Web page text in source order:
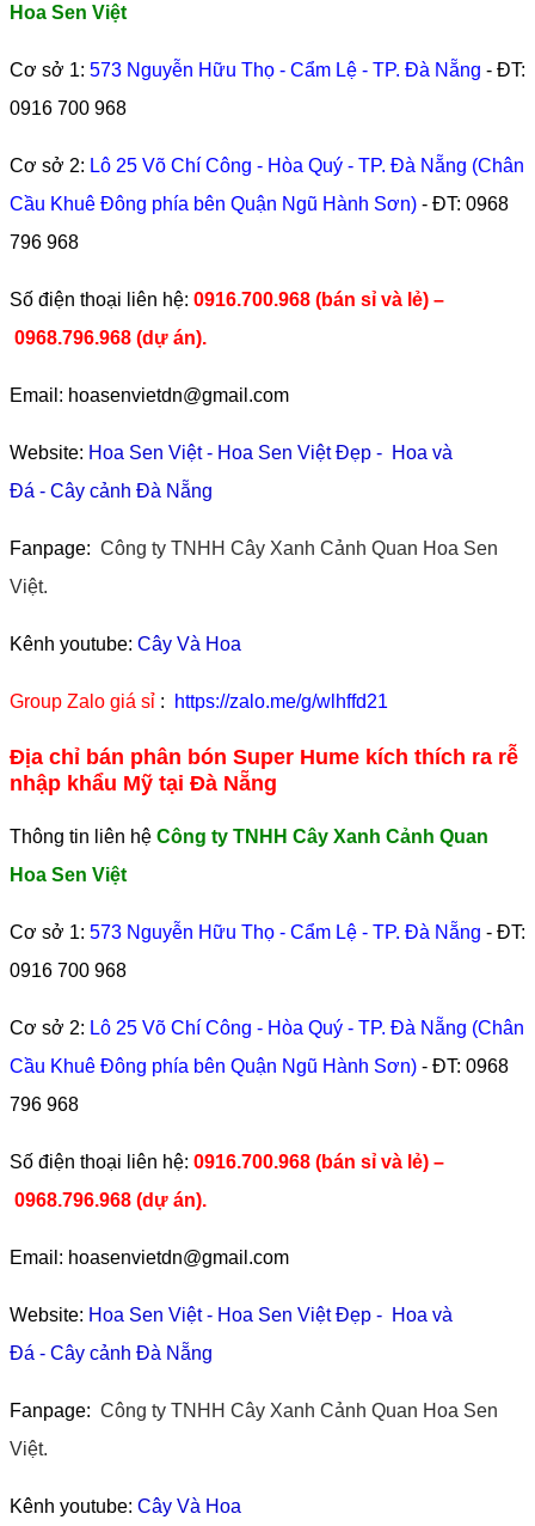
Hoa Sen Việt
Cơ sở 1: 573 Nguyễn Hữu Thọ - Cẩm Lệ - TP. Đà Nẵng - ĐT:
0916 700 968
Cơ sở 2: Lô 25 Võ Chí Công - Hòa Quý - TP. Đà Nẵng (Chân
Cầu Khuê Đông phía bên Quận Ngũ Hành Sơn) - ĐT: 0968
796 968
​Số điện thoại liên hệ: 0916.700.968 (bán sỉ và lẻ) –
0968.796.968 (dự án).
Email: hoasenvietdn@gmail.com
Website: Hoa Sen Việt- Hoa Sen Việt Đẹp - Hoa và
Đá - Cây cảnh Đà Nẵng
Fanpage: Công ty TNHH Cây Xanh Cảnh Quan Hoa Sen
Việt.
Kênh youtube: Cây Và Hoa
Group Zalo giá sỉ : https://zalo.me/g/wlhffd21
Địa chỉ bán phân bón Super Hume kích thích ra rễ
nhập khẩu Mỹ tại Đà Nẵng
Thông tin liên hệ Công ty TNHH Cây Xanh Cảnh Quan
Hoa Sen Việt
Cơ sở 1: 573 Nguyễn Hữu Thọ - Cẩm Lệ - TP. Đà Nẵng - ĐT:
0916 700 968
Cơ sở 2: Lô 25 Võ Chí Công - Hòa Quý - TP. Đà Nẵng (Chân
Cầu Khuê Đông phía bên Quận Ngũ Hành Sơn) - ĐT: 0968
796 968
​Số điện thoại liên hệ: 0916.700.968 (bán sỉ và lẻ) –
0968.796.968 (dự án).
Email: hoasenvietdn@gmail.com
Website: Hoa Sen Việt- Hoa Sen Việt Đẹp - Hoa và
Đá - Cây cảnh Đà Nẵng
Fanpage: Công ty TNHH Cây Xanh Cảnh Quan Hoa Sen
Việt.
Kênh youtube: Cây Và Hoa